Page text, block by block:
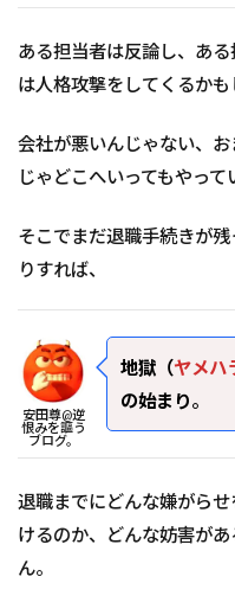
ある担当者は反論し、あ
は人格攻撃をしてくるかも
会社が悪いんじゃない、
じゃどこへいってもやって
そこでまだ退職手続きが
りすれば、
安田尊@逆
恨みを謳う
ブログ。
地獄（ヤメハ
の始まり。
退職までにどんな嫌がら
けるのか、どんな妨害が
ん。